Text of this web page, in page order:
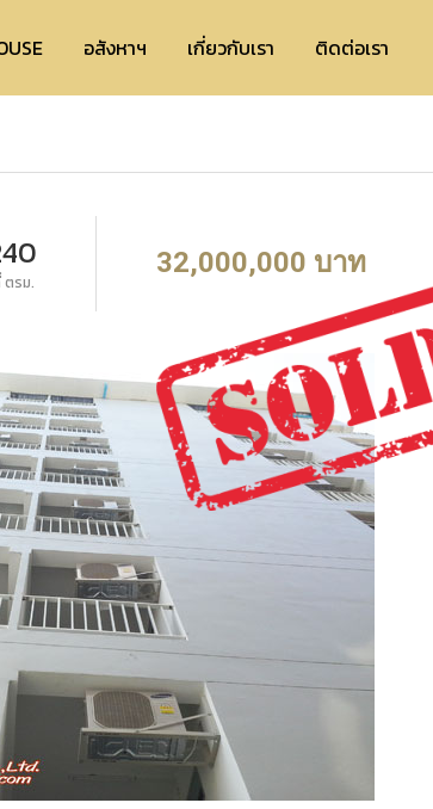
อสังหาฯ เกี่ยวกับเรา ติดต่อเรา
รม.
32,000,000 บาท